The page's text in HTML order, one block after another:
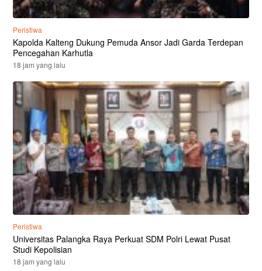
Peristiwa
Kapolda Kalteng Dukung Pemuda Ansor Jadi Garda Terdepan
Pencegahan Karhutla
18 jam yang lalu
Peristiwa
Universitas Palangka Raya Perkuat SDM Polri Lewat Pusat
Studi Kepolisian
18 jam yang lalu